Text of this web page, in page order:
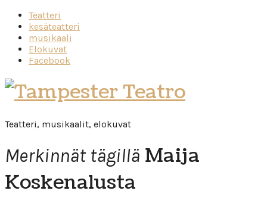
Teatteri
kesäteatteri
musikaali
Elokuvat
Facebook
Tampester
Teatro
Teatteri, musikaalit, elokuvat
Merkinnät tägillä Maija
Koskenalusta